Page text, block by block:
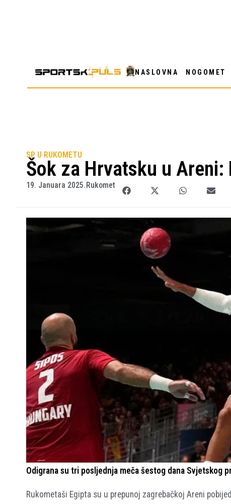
NASLOVNA NOGOMET
SP U RUKOMETU
Šok za Hrvatsku u
19. Januara 2025.Rukomet
Odigrana su tri posljednja meča šestog dana Svjetskog
Rukometaši Egipta su u prepunoj zagrebačkoj Areni